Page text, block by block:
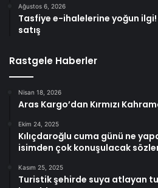
Ağustos 6, 2026
Tasfiye e-ihalelerine yoğun ilgi!
satış
Rastgele Haberler
Nisan 18, 2026
Aras Kargo’dan Kırmızı
Ekim 24, 2025
Kılıçdaroğlu cuma günü ne
isimden çok konuşulacak
Kasım 25, 2025
Turistik şehirde suya atlayan